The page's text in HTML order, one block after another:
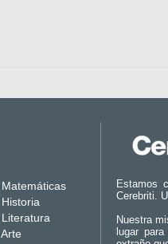
Matemáticas
Historia
Literatura
Arte
Estamos
Cerebriti.
Nuestra
lugar